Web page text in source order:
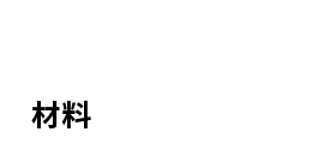
材料